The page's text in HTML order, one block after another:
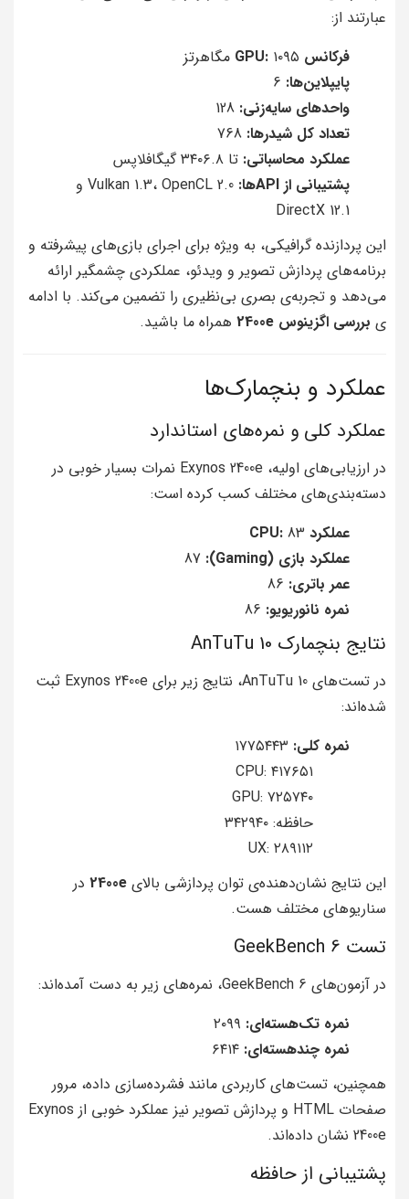
عبارتند از:
فرکانس GPU: ۱۰۹۵ مگاهرتز
پایپلاین‌ها:
واحدهای سایه‌زنی:
تعداد کل شیدرها:
عملکرد محاسباتی: تا ۳۴۰۶.۸ گیگافلاپس
پشتیبانی از API‌ها:
Vulkan 1.3، OpenCL 2.0 و
DirectX 12.1
این پردازنده گرافیکی، به ویژه برای اجرای بازی‌های پیشرفته و
برنامه‌های پردازش تصویر و ویدئو، عملکردی چشمگیر ارائه
می‌دهد و تجربه‌ی بصری بی‌نظیری را تضمین می‌کند. با ادامه
ی بررسی اگزینوس 2400e همراه ما باشید.
عملکرد و بنچمارک‌ها
عملکرد کلی و نمره‌های استاندارد
در ارزیابی‌های اولیه، Exynos 2400e نمرات بسیار خوبی در
دسته‌بندی‌های مختلف کسب کرده است:
عملکرد CPU: 83
عملکرد بازی (Gaming):
عمر باتری:
نمره نانو‌ریویو:
نتایج بنچمارک AnTuTu 10
در تست‌های AnTuTu 10، نتایج زیر برای Exynos 2400e ثبت
شده‌اند:
نمره کلی:
CPU: ۴۱۷۶۵۱
GPU: ۷۲۵۷۴۰
حافظه: ۳۴۲۹۴۰
UX: ۲۸۹۱۱۲
این نتایج نشان‌دهنده‌ی توان پردازشی بالای 2400e در
سناریوهای مختلف هست.
تست GeekBench 6
در آزمون‌های GeekBench 6، نمره‌های زیر به دست آمده‌اند:
نمره تک‌هسته‌ای:
نمره چندهسته‌ای:
همچنین، تست‌های کاربردی مانند فشرده‌سازی داده، مرور
صفحات HTML و پردازش تصویر نیز عملکرد خوبی از Exynos
2400e نشان داده‌اند.
پشتیبانی از حافظه